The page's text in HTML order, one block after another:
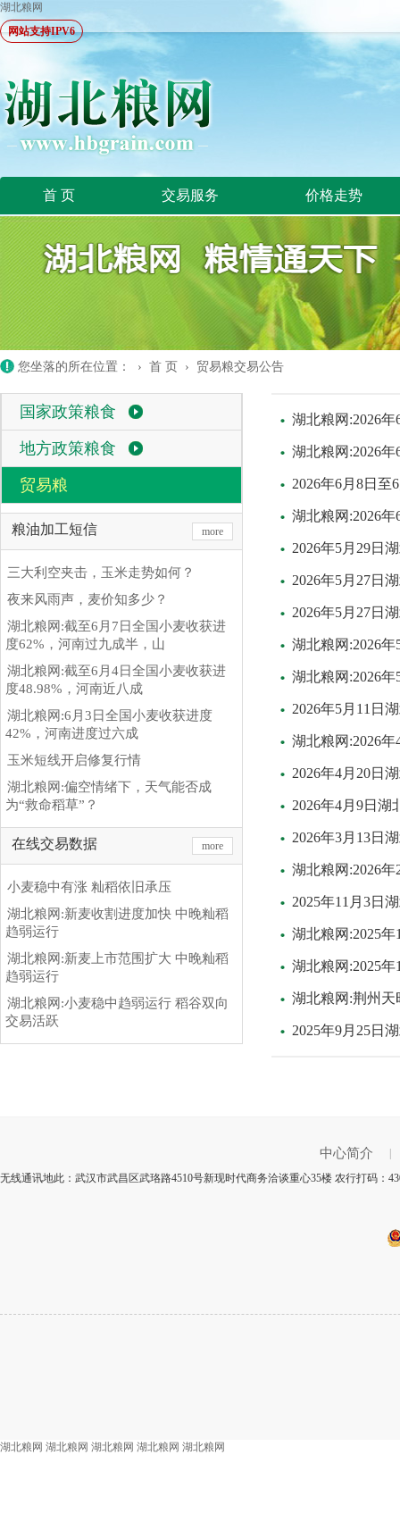
湖北粮网
网站支持IPV6
首 页 交易服务 价格走势
您坐落的所在位置： › 首 页 › 贸易粮交易公告
国家政策粮食
地方政策粮食
贸易粮
粮油加工短信 more
三大利空夹击，玉米走势如何？
夜来风雨声，麦价知多少？
湖北粮网:截至6月7日全国小麦收获进
度62%，河南过九成半，山
湖北粮网:截至6月4日全国小麦收获进
度48.98%，河南近八成
湖北粮网:6月3日全国小麦收获进度
42%，河南进度过六成
玉米短线开启修复行情
湖北粮网:偏空情绪下，天气能否成
为“救命稻草”？
在线交易数据 more
小麦稳中有涨 籼稻依旧承压
湖北粮网:新麦收割进度加快 中晚籼稻
趋弱运行
湖北粮网:新麦上市范围扩大 中晚籼稻
趋弱运行
湖北粮网:小麦稳中趋弱运行 稻谷双向
交易活跃
湖北粮网:2026
湖北粮网:2026
2026年6月8日
湖北粮网:2026
2026年5月29日
2026年5月27日
2026年5月27日
湖北粮网:2026
湖北粮网:2026
2026年5月11日
湖北粮网:2026
2026年4月20日
2026年4月9日
2026年3月13日
湖北粮网:2026
2025年11月3日
湖北粮网:2025
湖北粮网:2025
湖北粮网:荆州
2025年9月25日
中心简介
无线通讯地此：武汉市武昌区武珞路4510号新现时代商务洽谈重心35楼 农行打码：
湖北粮网 湖北粮网 湖北粮网 湖北粮网 湖北粮网